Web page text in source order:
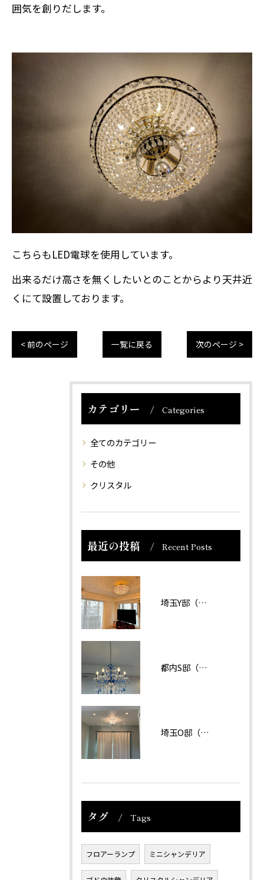
囲気を創りだします。
こちらもLED電球を使用しています。
出来るだけ高さを無くしたいとのことからより天井近
くにて設置しております。
< 前のページ 一覧に戻る 次のページ >
カテゴリー Categories
全てのカテゴリー
その他
クリスタル
最近の投稿 Recent Posts
埼玉Y邸（マンション）
都内S邸（マンション）
埼玉O邸（戸建て）
タグ Tags
フロアーランプ ミニシャンデリア